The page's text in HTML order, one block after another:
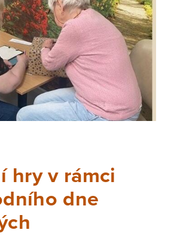
hry v rámci
dne